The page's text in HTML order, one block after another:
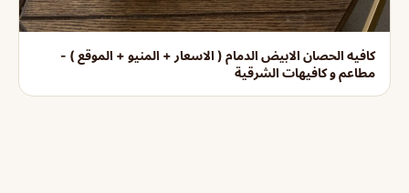
كافيه الحصان الابيض الدمام ( الاسعار + المنيو + الموقع ) -
مطاعم و كافيهات الشرقية